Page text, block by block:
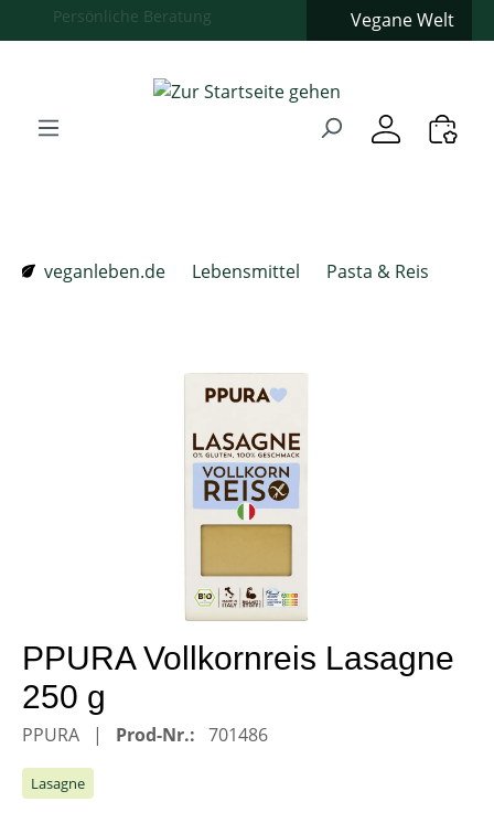
Zum Hauptinhalt springen
Zur Hauptnavigation springen
Vegane Welt
veganleben.de
Lebensmittel Pasta & Reis
Bildergalerie überspringen
PPURA Vollkornreis Lasagne
250 g
PPURA Prod-Nr.: 701486
Lasagne